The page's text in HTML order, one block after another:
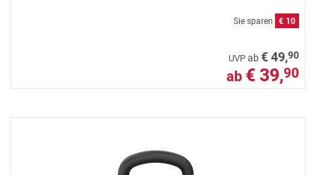
Sie sparen € 10
UVP ab€ 49,90
ab € 39,90